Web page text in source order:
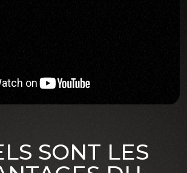
SONT LES